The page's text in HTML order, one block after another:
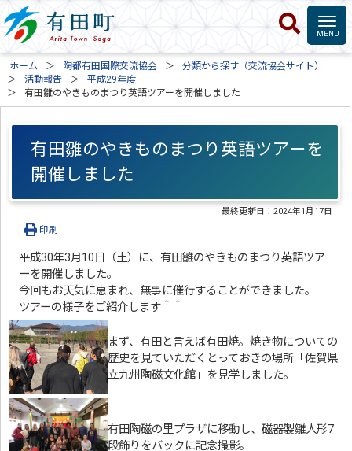
ホーム 陶都有田国際交流協会
分類から探す（交流協会サイト）
活動報告
平成29年度
有田雛のやきものまつり英語ツアーを開催しました
有田雛のやきものまつり英語ツアーを
開催しました
最終更新日：2024年1月17日
印刷
平成30年3月10日（土）に、有田雛のやきものまつり英語ツア
ーを開催しました。
今回もお天気に恵まれ、無事に催行することができました。
ツアーの様子をご紹介します＾＾
まず、有田と言えば有田焼。焼き物についての
歴史を見ていただくとっておきの場所「佐賀県
立九州陶磁文化館」を見学しました。
有田陶磁の里プラザに移動し、磁器製雛人形7
段飾りをバックに記念撮影。